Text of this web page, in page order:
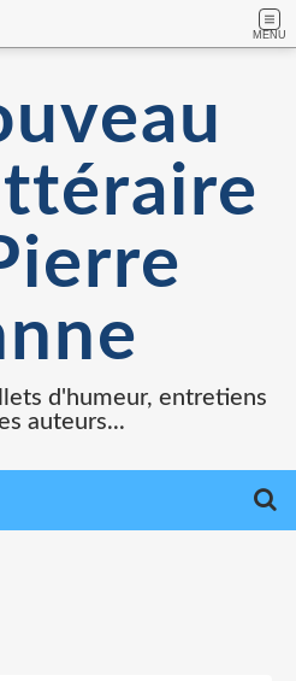
MENU
d'humeur, entretiens
auteurs...